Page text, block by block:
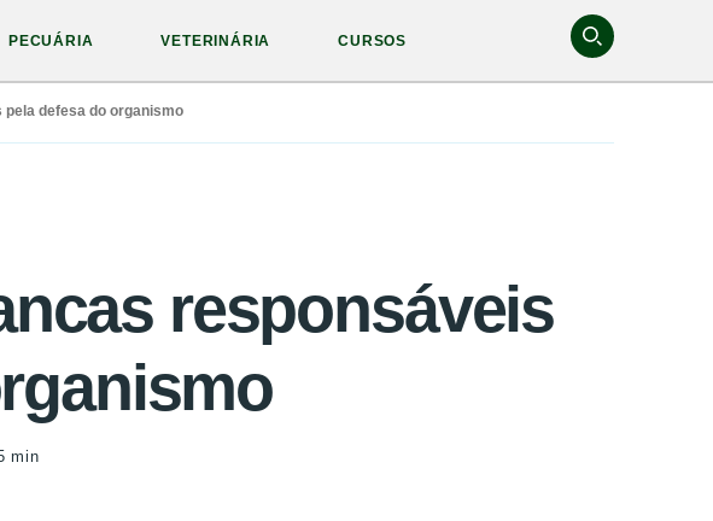
PECUÁRIA VETERINÁRIA CURSOS
defesa do organismo
responsáveis
min